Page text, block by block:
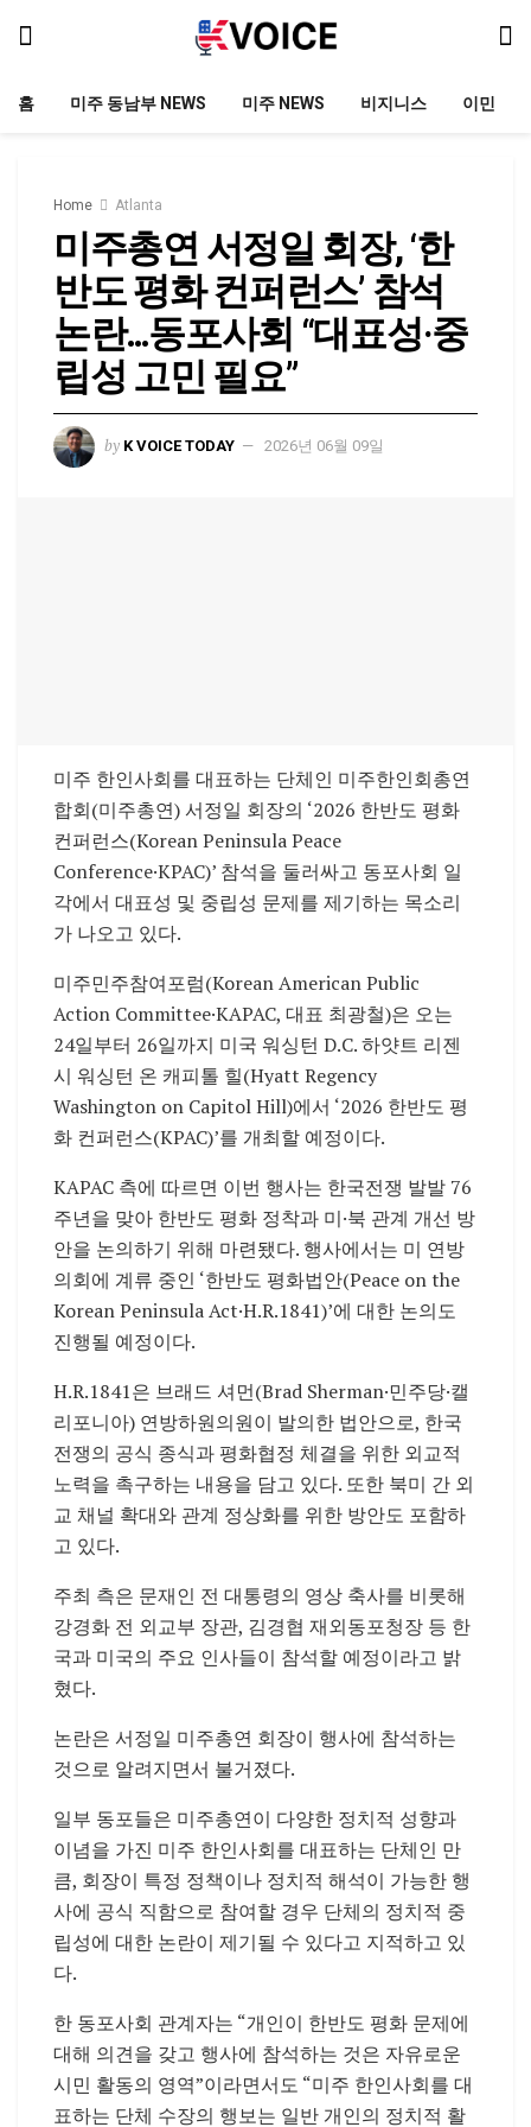
홈 미주 동남부 NEWS 미주 NEWS 비지니스 이민
Home Atlanta
미주총연 서정일 회장, ‘한
반도 평화 컨퍼런스’ 참석
논란…동포사회 “대표성·중
립성 고민 필요”
by K VOICE TODAY 2026년 06월 09일
미주 한인사회를 대표하는 단체인 미주한인회총연
합회(미주총연) 서정일 회장의 ‘2026 한반도 평화
컨퍼런스(Korean Peninsula Peace
Conference·KPAC)’ 참석을 둘러싸고 동포사회 일
각에서 대표성 및 중립성 문제를 제기하는 목소리
가 나오고 있다.
미주민주참여포럼(Korean American Public
Action Committee·KAPAC, 대표 최광철)은 오는
24일부터 26일까지 미국 워싱턴 D.C. 하얏트 리젠
시 워싱턴 온 캐피톨 힐(Hyatt Regency
Washington on Capitol Hill)에서 ‘2026 한반도 평
화 컨퍼런스(KPAC)’를 개최할 예정이다.
KAPAC 측에 따르면 이번 행사는 한국전쟁 발발 76
주년을 맞아 한반도 평화 정착과 미·북 관계 개선 방
안을 논의하기 위해 마련됐다. 행사에서는 미 연방
의회에 계류 중인 ‘한반도 평화법안(Peace on the
Korean Peninsula Act·H.R.1841)’에 대한 논의도
진행될 예정이다.
H.R.1841은 브래드 셔먼(Brad Sherman·민주당·캘
리포니아) 연방하원의원이 발의한 법안으로, 한국
전쟁의 공식 종식과 평화협정 체결을 위한 외교적
노력을 촉구하는 내용을 담고 있다. 또한 북미 간 외
교 채널 확대와 관계 정상화를 위한 방안도 포함하
고 있다.
주최 측은 문재인 전 대통령의 영상 축사를 비롯해
강경화 전 외교부 장관, 김경협 재외동포청장 등 한
국과 미국의 주요 인사들이 참석할 예정이라고 밝
혔다.
논란은 서정일 미주총연 회장이 행사에 참석하는
것으로 알려지면서 불거졌다.
일부 동포들은 미주총연이 다양한 정치적 성향과
이념을 가진 미주 한인사회를 대표하는 단체인 만
큼, 회장이 특정 정책이나 정치적 해석이 가능한 행
사에 공식 직함으로 참여할 경우 단체의 정치적 중
립성에 대한 논란이 제기될 수 있다고 지적하고 있
다.
한 동포사회 관계자는 “개인이 한반도 평화 문제에
대해 의견을 갖고 행사에 참석하는 것은 자유로운
시민 활동의 영역”이라면서도 “미주 한인사회를 대
표하는 단체 수장의 행보는 일반 개인의 정치적 활